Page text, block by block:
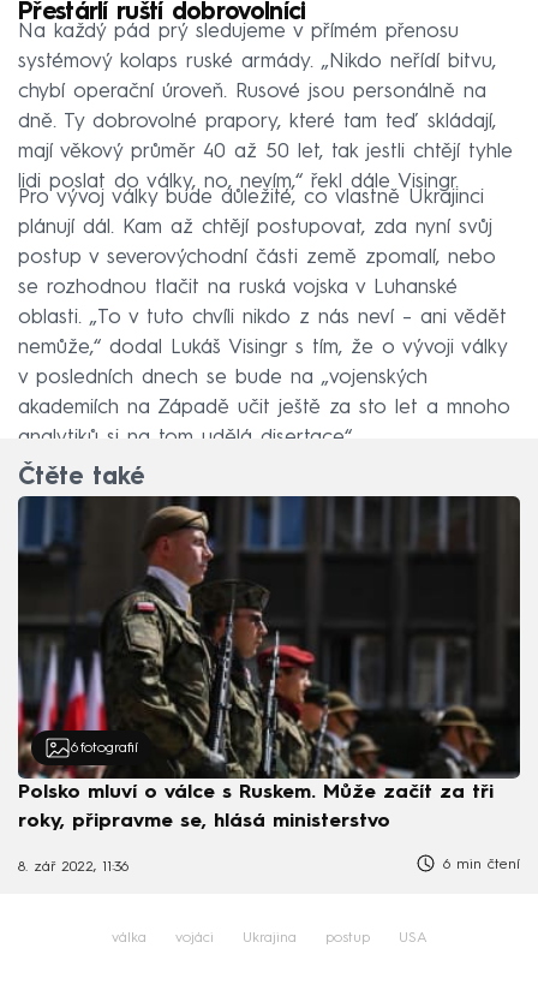
Přestárlí ruští dobrovolníci
Na každý pád prý sledujeme v přímém přenosu
systémový kolaps ruské armády. „Nikdo neřídí bitvu,
chybí operační úroveň. Rusové jsou personálně na
dně. Ty dobrovolné prapory, které tam teď skládají,
mají věkový průměr 40 až 50 let, tak jestli chtějí tyhle
lidi poslat do války, no, nevím,“ řekl dále Visingr.
Pro vývoj války bude důležité, co vlastně Ukrajinci
plánují dál. Kam až chtějí postupovat, zda nyní svůj
postup v severovýchodní části země zpomalí, nebo
se rozhodnou tlačit na ruská vojska v Luhanské
oblasti. „To v tuto chvíli nikdo z nás neví – ani vědět
nemůže,“ dodal Lukáš Visingr s tím, že o vývoji války
v posledních dnech se bude na „vojenských
akademiích na Západě učit ještě za sto let a mnoho
analytiků si na tom udělá disertace“.
Čtěte také
6 fotografií
Polsko mluví o válce s Ruskem. Může začít za tři
roky, připravme se, hlásá ministerstvo
8. zář 2022, 11:36 6 min čtení
válka vojáci Ukrajina postup USA